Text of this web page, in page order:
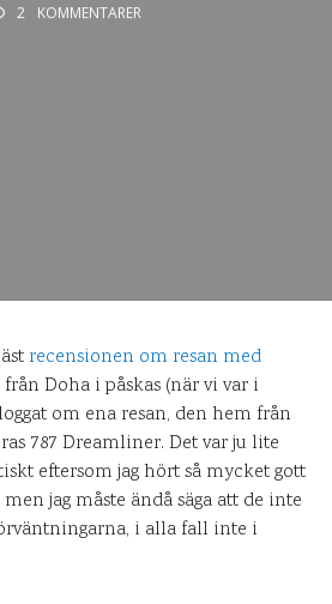
2 KOMMENTARER
recensionen om resan med
Doha i påskas (när vi var i
om ena resan, den hem från
787 Dreamliner. Det var ju lite
eftersom jag hört så mycket gott
jag måste ändå säga att de inte
i alla fall inte i